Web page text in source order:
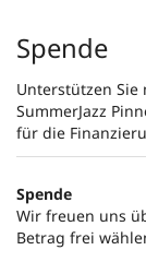
Spende
Unterstützen Sie
SummerJazz
für die
Spende
Wir freuen uns
Betrag frei